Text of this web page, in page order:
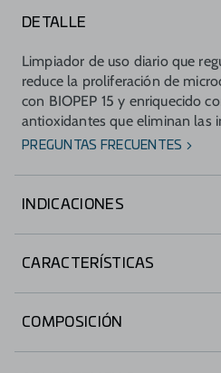
DETALLE
Limpiador de uso diario que
reduce la proliferación de
con BIOPEP 15 y enriquecido
antioxidantes que eliminan las
PREGUNTAS FRECUENTES
INDICACIONES
acneica.
CARACTERÍSTICAS
No comedogénico, no obstruye
Testado bajo control
COMPOSICIÓN